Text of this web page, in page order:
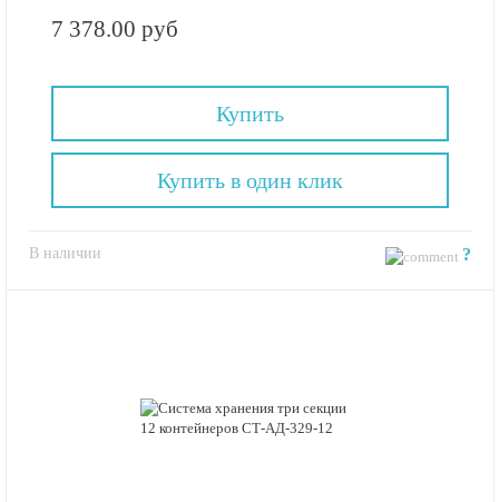
7 378.00 руб
Купить
В наличии ?
Купить в один клик